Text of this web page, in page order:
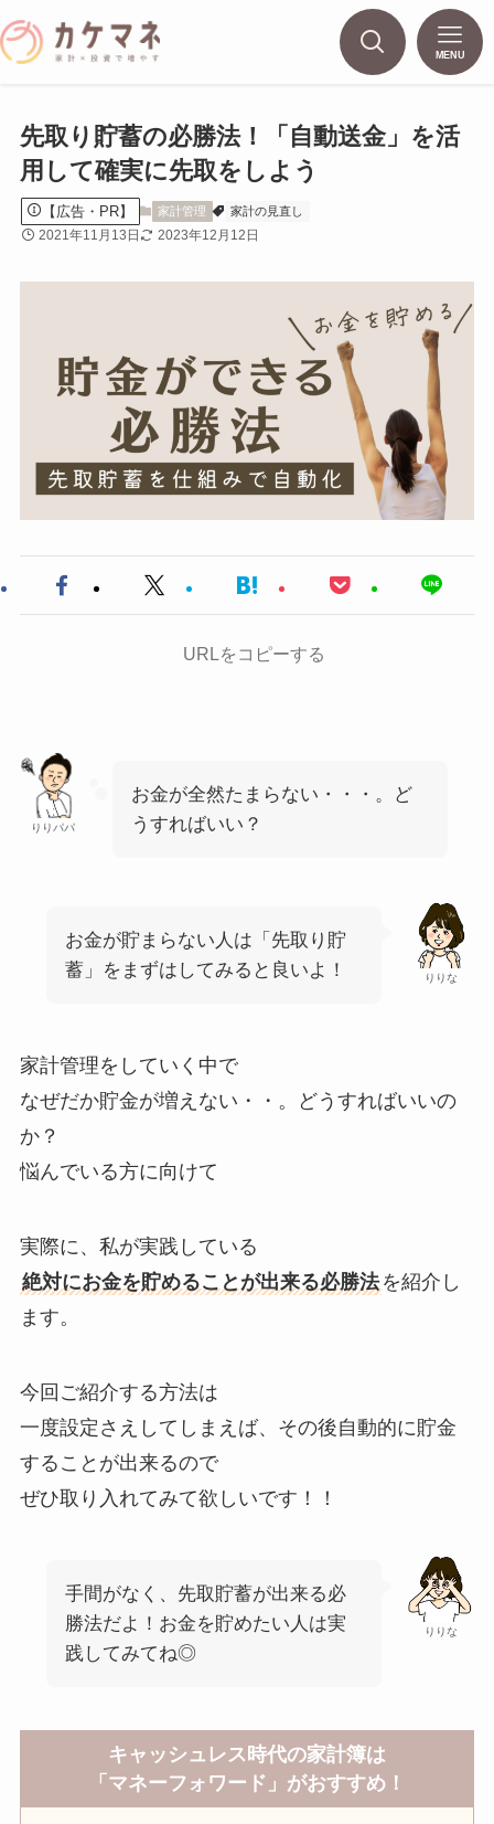
MENU
先取り貯蓄の必勝法！「自動送金」を活
用して確実に先取をしよう
【広告・PR】 家計管理 家計の見直し
2021年11月13日 2023年12月12日
URLをコピーする
りりパパ
お金が全然たまらない・・・。ど
うすればいい？
りりな
お金が貯まらない人は「先取り貯
蓄」をまずはしてみると良いよ！
家計管理をしていく中で
なぜだか貯金が増えない・・。どうすればいいの
か？
悩んでいる方に向けて
実際に、私が実践している
絶対にお金を貯めることが出来る必勝法 を紹介し
ます。
今回ご紹介する方法は
一度設定さえしてしまえば、その後自動的に貯金
することが出来るので
ぜひ取り入れてみて欲しいです！！
りりな
手間がなく、先取貯蓄が出来る必
勝法だよ！お金を貯めたい人は実
践してみてね◎
キャッシュレス時代の家計簿は
「マネーフォワード」がおすすめ！